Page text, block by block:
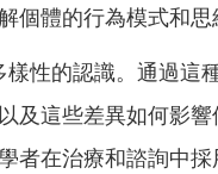
個體的行為模式和思
性的認識。通過這
及這些差異如何影響
者在治療和諮詢中採